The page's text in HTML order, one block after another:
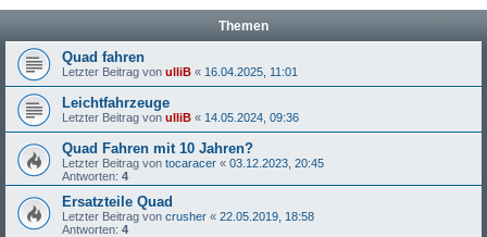
Themen
Quad fahren
Letzter Beitrag von ulliB « 16.04.2025, 11:01
Leichtfahrzeuge
Letzter Beitrag von ulliB « 14.05.2024, 09:36
Quad Fahren mit 10 Jahren?
Letzter Beitrag von tocaracer « 03.12.2023, 20:45
Antworten: 4
Ersatzteile Quad
Letzter Beitrag von crusher « 22.05.2019, 18:58
Antworten: 4